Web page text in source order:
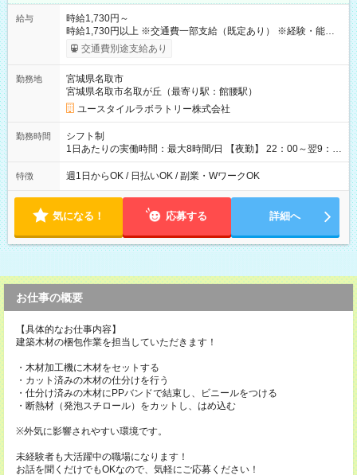
給与
時給1,730円～
時給1,730円以上 ※交通費一部支給（既定あり） ※経験・能力を
考慮して決定します 【収入例】 週1回勤務の場合：1,730円×8時
間×4回=5万5,360円 週3回勤務の場合：1,730円×8時間×12回
月 ※ 雇用形態と給与に、本採用時と異なる部分があります。 雇
用形態：本採用時と同じです。 給与：時給 1,470円以上
交通費別途支給あり
勤務地
宮城県名取市
宮城県名取市名取が丘（最寄り駅：館腰駅）
ユースタイルラボラトリー株式会社
勤務時間
シフト制
1日あたりの実働時間：最大8時間/日 【夜勤】 22：00～翌9：
00 ※週1日～OK ／ 夜勤専従 ＊＊ 勤務時間例 ＊＊ ■22時か
ら翌7時 ■23時から翌8時 ■24時から翌9時 など ※上記の時間
ます。 ※曜日固定（毎週同じ曜日での勤務となります）
特徴 週1日からOK / 日払いOK / 副業・WワークOK
気になる！ 応募する 詳細へ
お仕事の概要
【具体的なお仕事内容】
建築木材の梱包作業を担当していただきます！
・木材加工機に木材をセットする
・カット済みの木材の仕分けを行う
・仕分け済みの木材にPPバンドで結束し、ビニールをつける
・断熱材（発泡スチロール）をカットし、はめ込む
※外気に影響されやすい環境です。
未経験者も大活躍中の職場になります！
お話を聞くだけでもOKなので、気軽にご応募ください！